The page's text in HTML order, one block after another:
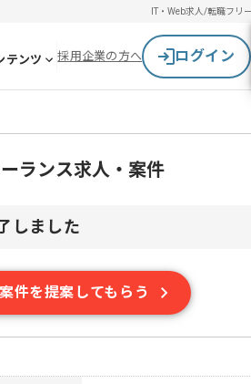
IT・Web求人/転職フリ
テンツ 採用企業の方へ ログイン
ランス求人・案件
しました
件を提案してもらう